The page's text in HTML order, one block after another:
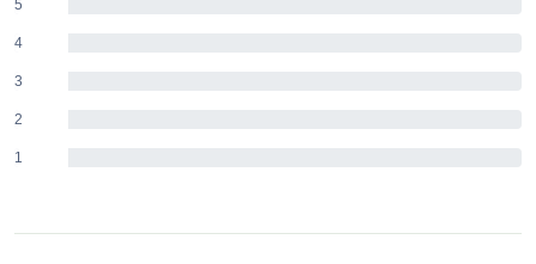
5
4
3
2
1